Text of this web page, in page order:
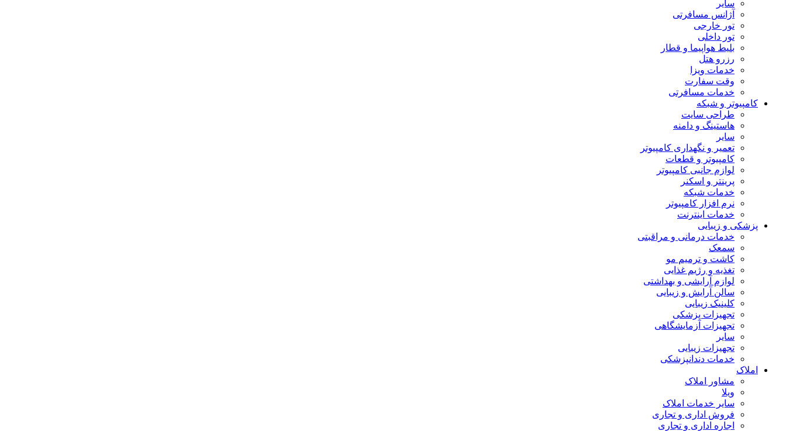
سایر
آژانس مسافرتی
تور خارجی
تور داخلی
بلیط هواپیما و قطار
رزرو هتل
خدمات ویزا
وقت سفارت
خدمات مسافرتی
کامپیوتر و شبکه
طراحی سایت
هاستینگ و دامنه
سایر
تعمیر و نگهداری کامپیوتر
کامپیوتر و قطعات
لوازم جانبی کامپیوتر
پرینتر و اسکنر
خدمات شبکه
نرم افزار کامپیوتر
خدمات اینترنت
پزشکی و زیبایی
خدمات درمانی و مراقبتی
سمعک
کاشت و ترمیم مو
تغذیه و رژیم غذایی
لوازم آرایشی و بهداشتی
سالن آرایش و زیبایی
کلینیک زیبایی
تجهیزات پزشکی
تجهیزات آزمایشگاهی
سایر
تجهیزات زیبایی
خدمات دندانپزشکی
املاک
مشاور املاک
ویلا
سایر خدمات املاک
فروش اداری و تجاری
اجاره اداری و تجاری